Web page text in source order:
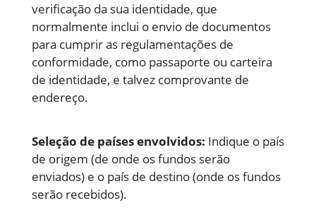
verificação da sua identidade, que
normalmente inclui o envio de documentos
para cumprir as regulamentações de
conformidade, como passaporte ou carteira
de identidade, e talvez comprovante de
endereço.
Seleção de países envolvidos: Indique o país
de origem (de onde os fundos serão
enviados) e o país de destino (onde os fundos
serão recebidos).